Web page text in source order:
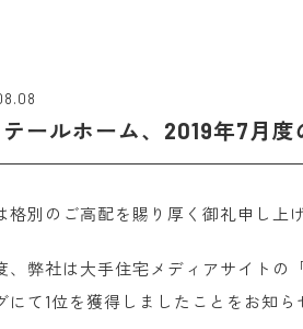
ールホーム、2019年7月
格別のご高配を賜り厚く御礼申し上
、弊社は大手住宅メディアサイトの
にて1位を獲得しましたことをお知ら